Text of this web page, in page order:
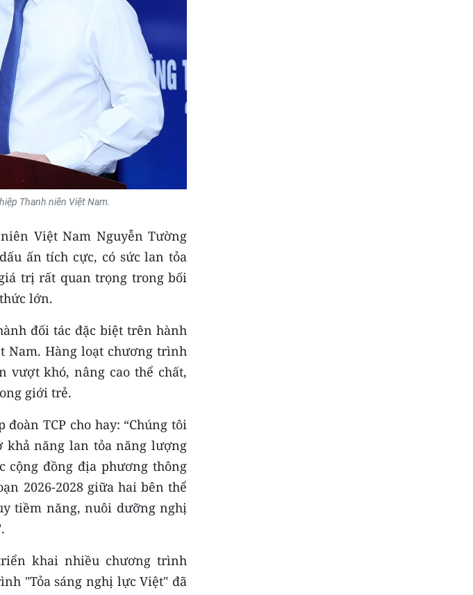
Thanh niên Việt Nam.
Việt Nam Nguyễn Tường
ấn tích cực, có sức lan tỏa
trị rất quan trọng trong bối
lớn.
đối tác đặc biệt trên hành
Nam. Hàng loạt chương trình
vượt khó, nâng cao thể chất,
giới trẻ.
TCP cho hay: “Chúng tôi
khả năng lan tỏa năng lượng
cộng đồng địa phương thông
2026-2028 giữa hai bên thể
tiềm năng, nuôi dưỡng nghị
khai nhiều chương trình
"Tỏa sáng nghị lực Việt" đã